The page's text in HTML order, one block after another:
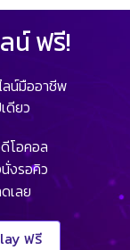
น์ ฟรี!
น์มืออาชีพ
ดียว
โอคอล
งรอคิว
เลย
ฟรี